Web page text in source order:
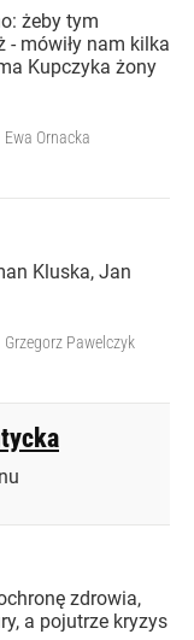
żeby tym
- mówiły nam kilka
Kupczyka żony
Ewa Ornacka
Kluska, Jan
Grzegorz Pawelczyk
zdrowia,
a pojutrze kryzys